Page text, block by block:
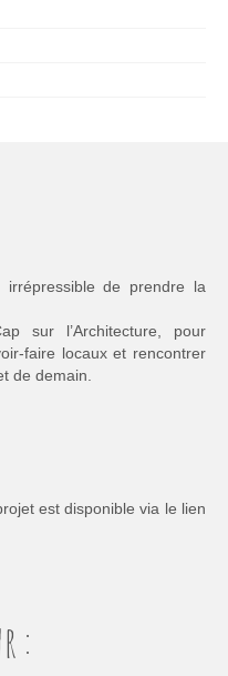
irrépressible de prendre la
sur l’Architecture, pour
faire locaux et rencontrer
de demain.
est disponible via le lien
: